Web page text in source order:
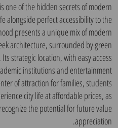
one of the hidden secrets of modern
alongside perfect accessibility to the
presents a unique mix of modern
architecture, surrounded by green
strategic location, with easy access
institutions and entertainment
of attraction for families, students
city life at affordable prices, as
the potential for future value
appreciation.